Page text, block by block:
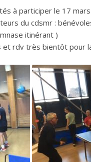
à participer le 17
du cdsmr :
itinérant )
et rdv très bientôt pour